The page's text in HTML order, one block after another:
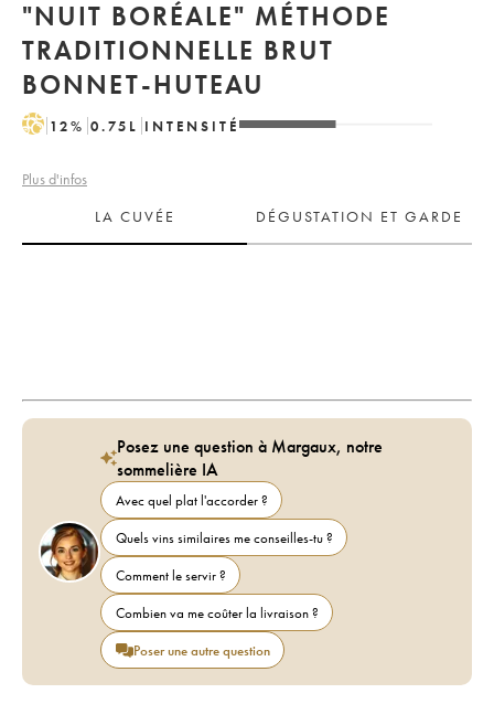
"NUIT BORÉALE" MÉTHODE
TRADITIONNELLE BRUT
BONNET-HUTEAU
H 12% 0.75 L INTENSITÉ
Plus d'infos
LA CUVÉE
DÉGUSTATION ET GARDE
Posez une question à Margaux, notre
sommelière IA
Avec quel plat l'accorder ?
Quels vins similaires me conseilles-tu ?
Comment le servir ?
Combien va me coûter la livraison ?
Poser une autre question